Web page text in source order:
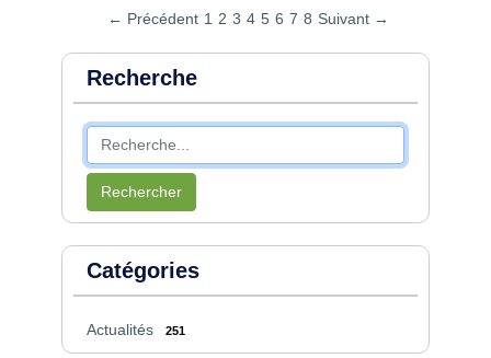
← Précédent 1 2 3 4 5 6 7 8 Suivant →
Recherche
Rechercher
Catégories
Actualités 251